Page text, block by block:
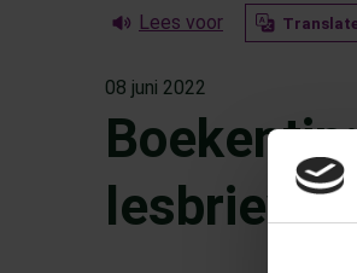
Lees voor
08 juni 2022